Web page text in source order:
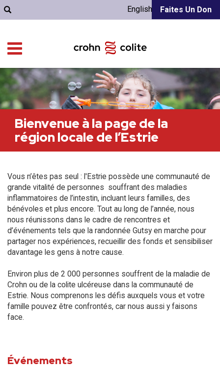
Faites Un Don
English
Bienvenue à la page de la
région locale de l’Estrie
Vous n’êtes pas seul : l'Estrie possède une communauté de
grande vitalité de personnes souffrant des maladies
inflammatoires de l’intestin, incluant leurs familles, des
bénévoles et plus encore. Tout au long de l’année, nous
nous réunissons dans le cadre de rencontres et
d’événements tels que la randonnée Gutsy en marche pour
partager nos expériences, recueillir des fonds et sensibiliser
davantage les gens à notre cause.
Environ plus de 2 000 personnes souffrent de la maladie de
Crohn ou de la colite ulcéreuse dans la communauté de
Estrie. Nous comprenons les défis auxquels vous et votre
famille pouvez être confrontés, car nous aussi y faisons
face.
Événements